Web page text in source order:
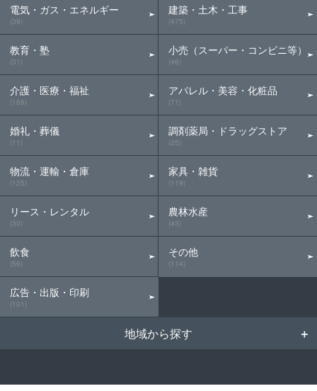
電気・ガス・エネルギー
(39)
教育・塾
(31)
介護・医療・福祉
(168)
婚礼・葬儀
(11)
物流・運輸・倉庫
(125)
リース・レンタル
(30)
飲食
(56)
広告・出版・印刷
(101)
建築・土木・工事
(475)
小売（スーパー・コンビニ等）
(46)
アパレル・美容・化粧品
(71)
調剤薬局・ドラッグストア
(25)
家具・雑貨
(119)
農林水産
(43)
その他
(114)
地域から探す